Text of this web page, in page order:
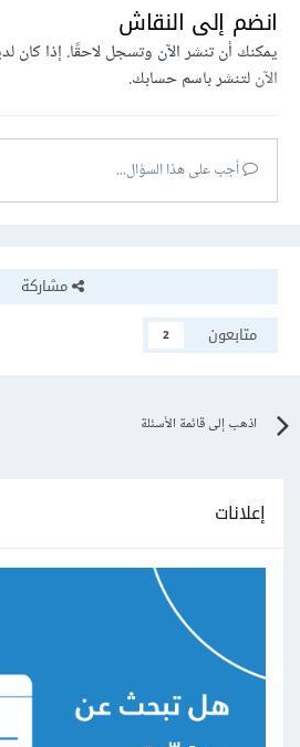
انضم إلى النقاش
يمكنك أن تنشر الآن وتسجل لاحقًا. إذا كان
الآنلتنشر باسم حسابك.
أجب على هذا السؤال...
مشاركة
متابعون
2
اذهب إلى قائمة الأسئلة
إعلانات